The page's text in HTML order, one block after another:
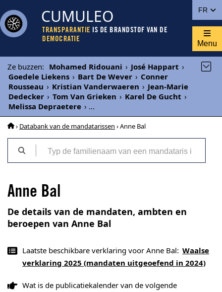
FR
CUMULEO
TRANSPARANTIE IS DE BRANDSTOF VAN DE
DEMOCRATIE
Menu
Ze buzzen: Mohamed Ridouani › José Happart ›
Goedele Liekens › Bart De Wever › Conner
Rousseau › Kristian Vanderwaeren › Jean-Marie
Dedecker › Tom Van Grieken › Karel De Gucht ›
Melissa Depraetere › ...
› Databank van de mandatarissen › Anne Bal
Anne Bal
De details van de mandaten, ambten en
beroepen van Anne Bal
Laatste beschikbare verklaring voor Anne Bal: Waalse
verklaring 2025 (mandaten uitgeoefend in 2024)
Wat is de publicatiekalender van de volgende